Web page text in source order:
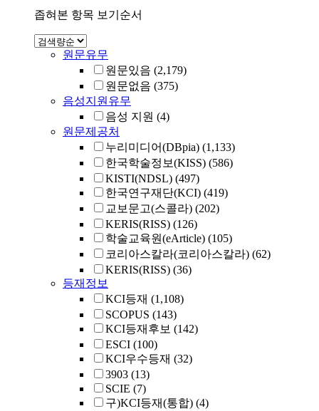
좁혀본 항목 보기순서
원문유무
원문있음 (2,179)
원문없음 (375)
음성지원유무
음성 지원 (4)
원문제공처
누리미디어(DBpia) (1,133)
한국학술정보(KISS) (586)
KISTI(NDSL) (497)
한국연구재단(KCI) (419)
교보문고(스콜라) (202)
KERIS(RISS) (126)
학술교육원(eArticle) (105)
코리아스칼라(코리아스칼라) (62)
KERIS(RISS) (36)
등재정보
KCI등재 (1,108)
SCOPUS (143)
KCI등재후보 (142)
ESCI (100)
KCI우수등재 (32)
3903 (13)
SCIE (7)
구)KCI등재(통합) (4)